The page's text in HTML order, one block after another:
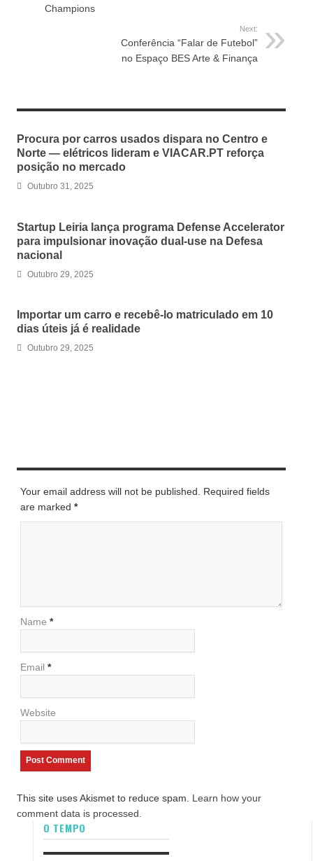
Champions
Next:
Conferência “Falar de Futebol”
no Espaço BES Arte & Finança
Procura por carros usados dispara no Centro e
Norte — elétricos lideram e VIACAR.PT reforça
posição no mercado
Outubro 31, 2025
Startup Leiria lança programa Defense Accelerator
para impulsionar inovação dual-use na Defesa
nacional
Outubro 29, 2025
Importar um carro e recebê-lo matriculado em 10
dias úteis já é realidade
Outubro 29, 2025
Your email address will not be published. Required fields
are marked *
Name *
Email *
Website
This site uses Akismet to reduce spam. Learn how your
comment data is processed.
O TEMPO